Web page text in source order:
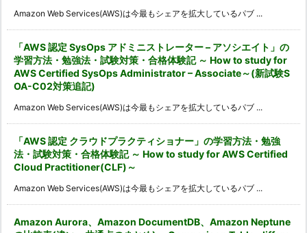
Amazon Web Services(AWS)は今最もシェアを拡大しているパブ ...
「AWS 認定 SysOps アドミニストレーター – アソシエイト」の
学習方法・勉強法・試験対策・合格体験記 ～ How to study for
AWS Certified SysOps Administrator – Associate～(新試験S
OA-C02対策追記)
Amazon Web Services(AWS)は今最もシェアを拡大しているパブ ...
「AWS 認定 クラウドプラクティショナー」の学習方法・勉強
法・試験対策・合格体験記 ～ How to study for AWS Certified
Cloud Practitioner(CLF)～
Amazon Web Services(AWS)は今最もシェアを拡大しているパブ ...
Amazon Aurora、Amazon DocumentDB、Amazon Neptune